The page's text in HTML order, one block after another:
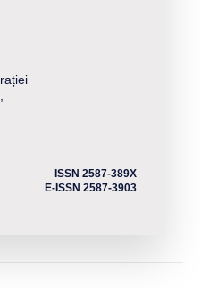
ISSN 2587-389X
E-ISSN 2587-3903